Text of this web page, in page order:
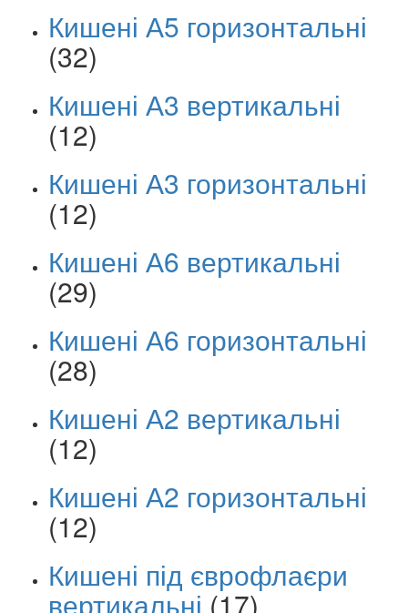
Кишені А5 горизонтальні
(32)
Кишені А3 вертикальні
(12)
Кишені А3 горизонтальні
(12)
Кишені А6 вертикальні
(29)
Кишені А6 горизонтальні
(28)
Кишені А2 вертикальні
(12)
Кишені А2 горизонтальні
(12)
Кишені під єврофлаєри
вертикальні (17)